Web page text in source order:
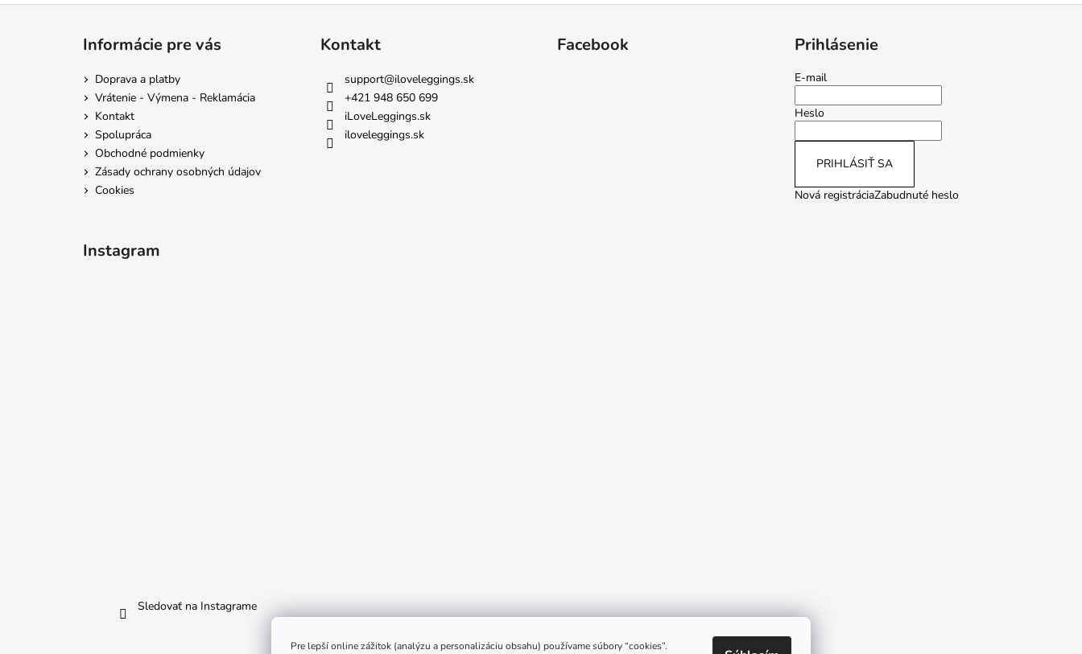
Pre lepší online zážitok (analýzu a personalizáciu obsahu) používame súbory “cookies”.
Informácie pre vás
Doprava a platby
Vrátenie - Výmena - Reklamácia
Kontakt
Spolupráca
Obchodné podmienky
Zásady ochrany osobných údajov
Cookies
Kontakt
support@iloveleggings.sk
+421 948 650 699
iLoveLeggings.sk
iloveleggings.sk
Facebook Prihlásenie
E-mail
Heslo
PRIHLÁSIŤ SA
Nová registráciaZabudnuté heslo
Instagram
Sledovať na Instagrame